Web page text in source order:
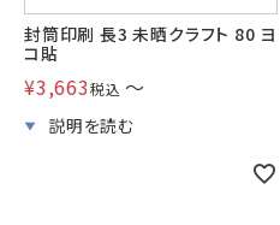
封筒印刷 長3 未晒クラフト 80 ヨ
コ貼
¥3,663税込 〜